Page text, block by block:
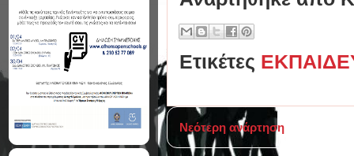
Ετικέτες
Νεότερη ανάρτηση